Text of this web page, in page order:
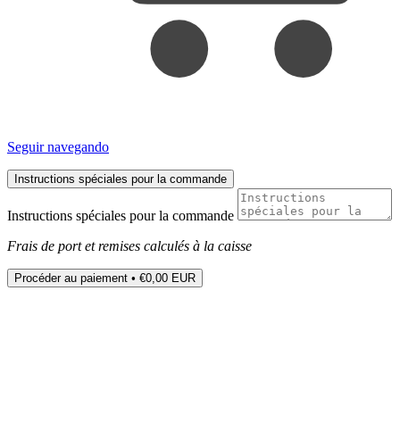
Seguir navegando
Instructions spéciales pour la commande
Instructions spéciales pour la commande
Frais de port et remises calculés à la caisse
Procéder au paiement • €0,00 EUR